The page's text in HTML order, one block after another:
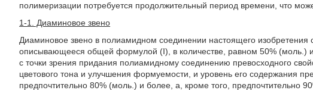
полимеризации потребуется продолжительный период времени, что
1-1. Диаминовое звено
Диаминовое звено в полиамидном соединении настоящего изобретения
описывающееся общей формулой (I), в количестве, равном 50% (моль.)
с точки зрения придания полиамидному соединению превосходного
цветового тона и улучшения формуемости, и уровень его содержания
предпочтительно 80% (моль.) и более, а, кроме того, предпочтительно